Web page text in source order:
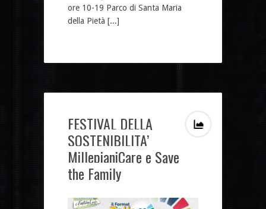
ore 10-19 Parco di Santa Maria
della Pietà [...]
FESTIVAL DELLA
SOSTENIBILITA’
MillepianiCare e Save
the Family